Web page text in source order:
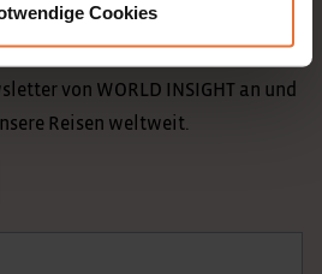
Cookies
von WORLD INSIGHT an und
Reisen weltweit.